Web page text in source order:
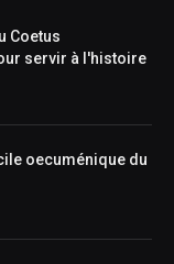
Coetus
servir à l'histoire
oecuménique du